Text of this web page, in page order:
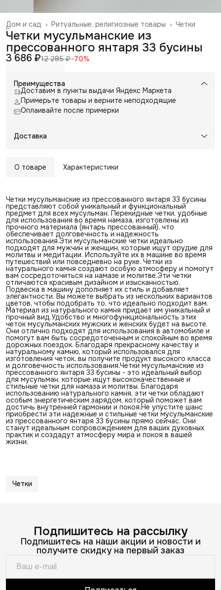
Четки
Ритуальные, религиозные товары ›
Дом и сад ›
Главная ›
Четки мусульманские из
прессованного янтаря 33 бусины
3 686 ₽12 285 ₽−70%
Преимущества
Доставим в пункты выдачи Яндекс Маркета
Примерьте товары и верните неподходящие
Оплаивайте после примерки
Доставка
О товаре Характеристики
Четки мусульманские из прессованного янтаря 33 бусины
представляют собой уникальный и функциональный
предмет для всех мусульман. Перекидные четки, удобные
для использования во время намаза, изготовлены из
прочного материала (янтарь прессованный), что
обеспечивает долговечность и надежность
использования.Эти мусульманские четки идеально
подходят для мужчин и женщин, которые ищут орудие для
молитвы и медитации. Используйте их в машине во время
путешествий или повседневно на руке. Четки из
натурального камня создают особую атмосферу и помогут
вам сосредоточиться на намазе и молитве.Эти четки
отличаются красивым дизайном и изысканностью.
Подвеска в машину дополняет их стиль и добавляет
элегантности. Вы можете выбрать из нескольких вариантов
цветов, чтобы подобрать то, что идеально подходит вам.
Материал из натурального камня придает им уникальный и
прочный вид.Удобство и многофункциональность этих
четок мусульманских мужских и женских будет на высоте.
Они отлично подходят для использования в автомобиле и
помогут вам быть сосредоточенным и спокойным во время
дорожных поездок. Благодаря прекрасному качеству и
натуральному камню, который использовался для
изготовления четок, вы получите продукт высокого класса
и долговечность использования.Четки мусульманские из
прессованного янтаря 33 бусины - это идеальный выбор
для мусульман, которые ищут высококачественные и
стильные четки для намаза и молитвы. Благодаря
использованию натурального камня, эти четки обладают
особым энергетическим зарядом, который поможет вам
достичь внутренней гармонии и покоя.Не упустите шанс
приобрести эти надежные и стильные четки мусульманские
из прессованного янтаря 33 бусины прямо сейчас. Они
станут идеальным сопровождением для ваших духовных
практик и создадут атмосферу мира и покоя в вашей
жизни.
Четки
Подпишитесь на рассылку
Подпишитесь на наши акции и новости и
получите скидку на первый заказ